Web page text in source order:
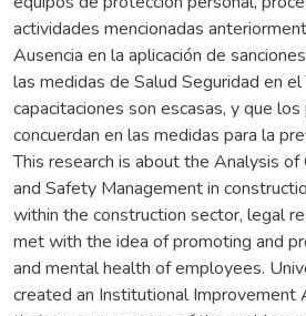
actividades mencionadas
Ausencia en la aplicación de
las medidas de Salud Seguridad en el
capacitaciones son escasas, y que
concuerdan en las medidas para la
This research is about the Analysis
and Safety Management in
within the construction sector, legal
met with the idea of promoting and
and mental health of employees.
created an Institutional Improvement